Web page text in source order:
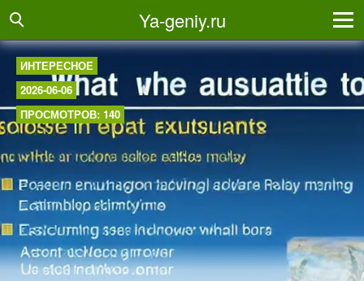
Ya-geniy.ru
ИНТЕРЕСНОЕ
2026-06-06
ПРОСМОТРОВ: 140